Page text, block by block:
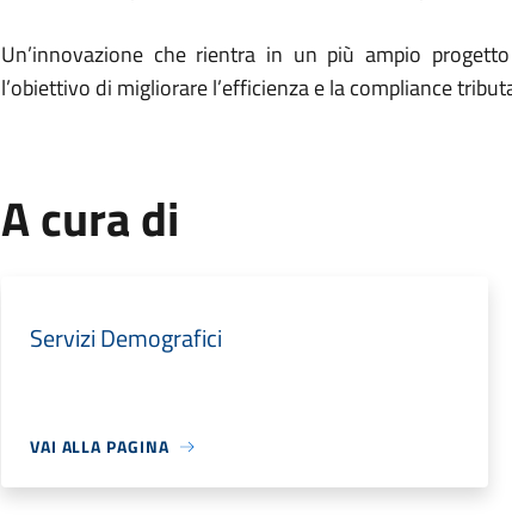
Un’innovazione che rientra in un più ampio
l’obiettivo di migliorare l’efficienza e la compliance
A cura di
Servizi Demografici
VAI ALLA PAGINA